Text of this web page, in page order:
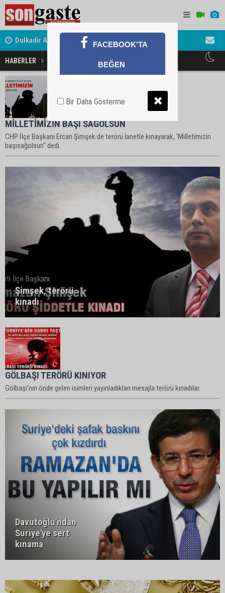
Dulkadir Ailesinin Mutlu Günü Gölbaşı
HABERLER Kınama Haberleri
MİLLETİMİZİN BAŞI SAĞOLSUN
CHP İlçe Başkanı Ercan Şimşek de terörü lanetle kınayarak, 'Milletimizin
başısağolsun" dedi.
Şimşek, terörü
kınadı
GÖLBAŞI TERÖRÜ KINIYOR
Gölbaşı’nın önde gelen isimleri yayınladıkları mesajla terörü kınadılar.
Davutoğlu'ndan
Suriye'ye sert
kınama
FACEBOOK'TA
BEĞEN
Bir Daha Gösterme